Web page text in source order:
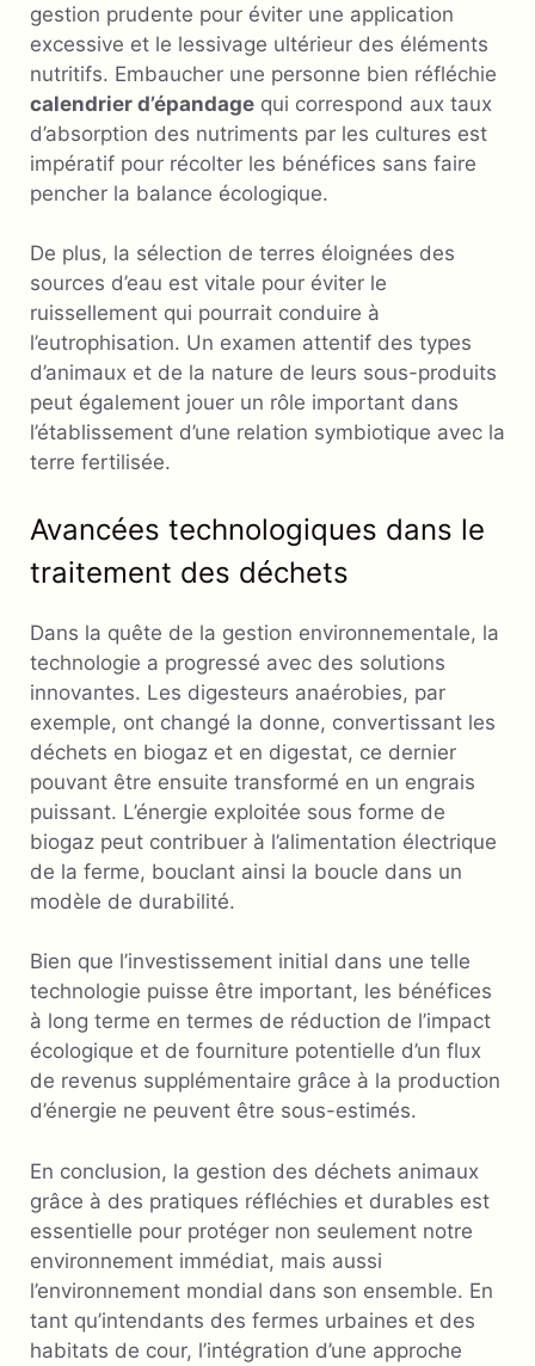
gestion prudente pour éviter une application
excessive et le lessivage ultérieur des éléments
nutritifs. Embaucher une personne bien réfléchie
calendrier d’épandage qui correspond aux taux
d’absorption des nutriments par les cultures est
impératif pour récolter les bénéfices sans faire
pencher la balance écologique.
De plus, la sélection de terres éloignées des
sources d’eau est vitale pour éviter le
ruissellement qui pourrait conduire à
l’eutrophisation. Un examen attentif des types
d’animaux et de la nature de leurs sous-produits
peut également jouer un rôle important dans
l’établissement d’une relation symbiotique avec la
terre fertilisée.
Avancées technologiques dans le
traitement des déchets
Dans la quête de la gestion environnementale, la
technologie a progressé avec des solutions
innovantes. Les digesteurs anaérobies, par
exemple, ont changé la donne, convertissant les
déchets en biogaz et en digestat, ce dernier
pouvant être ensuite transformé en un engrais
puissant. L’énergie exploitée sous forme de
biogaz peut contribuer à l’alimentation électrique
de la ferme, bouclant ainsi la boucle dans un
modèle de durabilité.
Bien que l’investissement initial dans une telle
technologie puisse être important, les bénéfices
à long terme en termes de réduction de l’impact
écologique et de fourniture potentielle d’un flux
de revenus supplémentaire grâce à la production
d’énergie ne peuvent être sous-estimés.
En conclusion, la gestion des déchets animaux
grâce à des pratiques réfléchies et durables est
essentielle pour protéger non seulement notre
environnement immédiat, mais aussi
l’environnement mondial dans son ensemble. En
tant qu’intendants des fermes urbaines et des
habitats de cour, l’intégration d’une approche